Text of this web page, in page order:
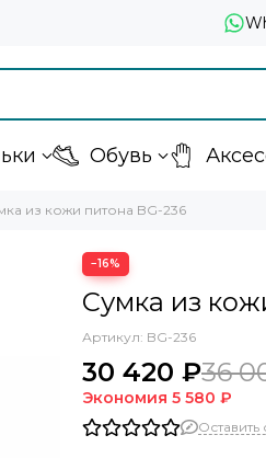
Обувь
из кожи питона BG-236
−16%
Сумка из
Артикул: BG-236
30 420 ₽36
Экономия 5 580 ₽
Оставить